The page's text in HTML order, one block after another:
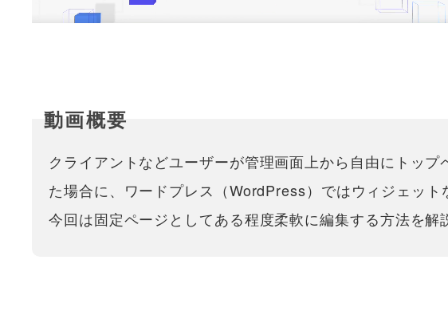
クライアントなどユーザーが管理画面上から自由にトッ
た場合に、ワードプレス（WordPress）ではウィジェット
今回は固定ページとしてある程度柔軟に編集する方法を解